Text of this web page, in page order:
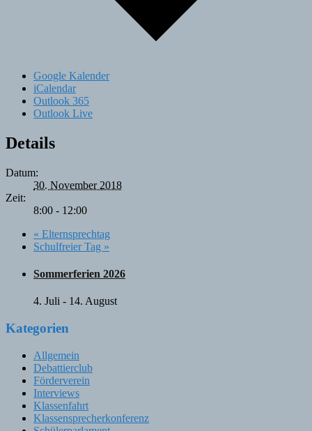
Google Kalender
iCalendar
Outlook 365
Outlook Live
Details
Datum:
30. November 2018
Zeit:
8:00 - 12:00
« Elternsprechtag
Schulfreier Tag »
Sommerferien 2026
4. Juli - 14. August
Kategorien
Allgemein
Debattierclub
Förderverein
Interviews
Klassenfahrt
Klassensprecherkonferenz